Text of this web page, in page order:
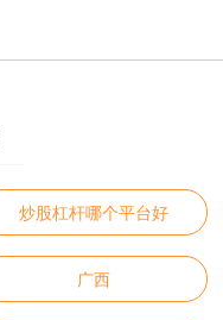
炒股杠杆哪个平台好
广西